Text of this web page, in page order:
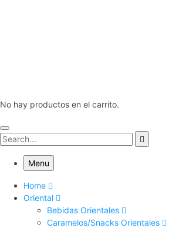
No hay productos en el carrito.
Menu
Home
Oriental
Bebidas Orientales
Caramelos/Snacks Orientales